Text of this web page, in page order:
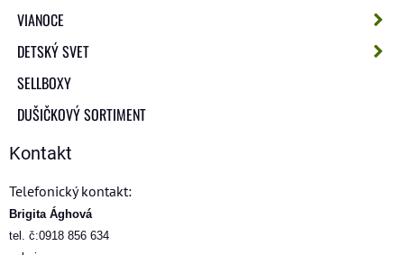
VIANOCE
DETSKÝ SVET
SELLBOXY
DUŠIČKOVÝ SORTIMENT
Kontakt
Telefonický kontakt:
Brigita Ághová
tel. č:0918 856 634